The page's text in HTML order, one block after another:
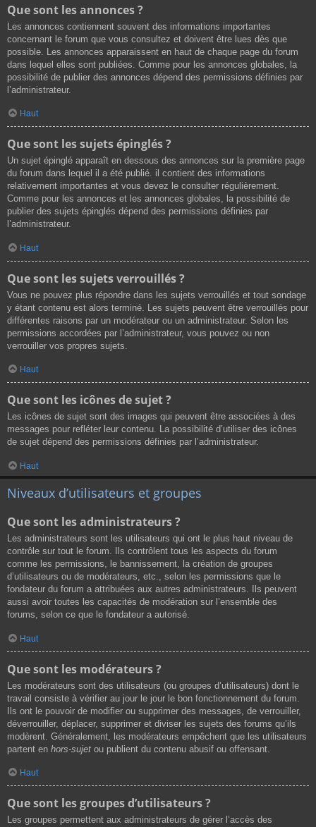
Que sont les annonces ?
Les annonces contiennent souvent des informations importantes
concernant le forum que vous consultez et doivent être lues dès que
possible. Les annonces apparaissent en haut de chaque page du forum
dans lequel elles sont publiées. Comme pour les annonces globales, la
possibilité de publier des annonces dépend des permissions définies par
l’administrateur.
Haut
Que sont les sujets épinglés ?
Un sujet épinglé apparaît en dessous des annonces sur la première page
du forum dans lequel il a été publié. il contient des informations
relativement importantes et vous devez le consulter régulièrement.
Comme pour les annonces et les annonces globales, la possibilité de
publier des sujets épinglés dépend des permissions définies par
l’administrateur.
Haut
Que sont les sujets verrouillés ?
Vous ne pouvez plus répondre dans les sujets verrouillés et tout sondage
y étant contenu est alors terminé. Les sujets peuvent être verrouillés pour
différentes raisons par un modérateur ou un administrateur. Selon les
permissions accordées par l’administrateur, vous pouvez ou non
verrouiller vos propres sujets.
Haut
Que sont les icônes de sujet ?
Les icônes de sujet sont des images qui peuvent être associées à des
messages pour refléter leur contenu. La possibilité d’utiliser des icônes
de sujet dépend des permissions définies par l’administrateur.
Haut
Niveaux d’utilisateurs et groupes
Que sont les administrateurs ?
Les administrateurs sont les utilisateurs qui ont le plus haut niveau de
contrôle sur tout le forum. Ils contrôlent tous les aspects du forum
comme les permissions, le bannissement, la création de groupes
d’utilisateurs ou de modérateurs, etc., selon les permissions que le
fondateur du forum a attribuées aux autres administrateurs. Ils peuvent
aussi avoir toutes les capacités de modération sur l’ensemble des
forums, selon ce que le fondateur a autorisé.
Haut
Que sont les modérateurs ?
Les modérateurs sont des utilisateurs (ou groupes d’utilisateurs) dont le
travail consiste à vérifier au jour le jour le bon fonctionnement du forum.
Ils ont le pouvoir de modifier ou supprimer des messages, de verrouiller,
déverrouiller, déplacer, supprimer et diviser les sujets des forums qu’ils
modèrent. Généralement, les modérateurs empêchent que les utilisateurs
partent en hors-sujet ou publient du contenu abusif ou offensant.
Haut
Que sont les groupes d’utilisateurs ?
Les groupes permettent aux administrateurs de gérer l’accès des